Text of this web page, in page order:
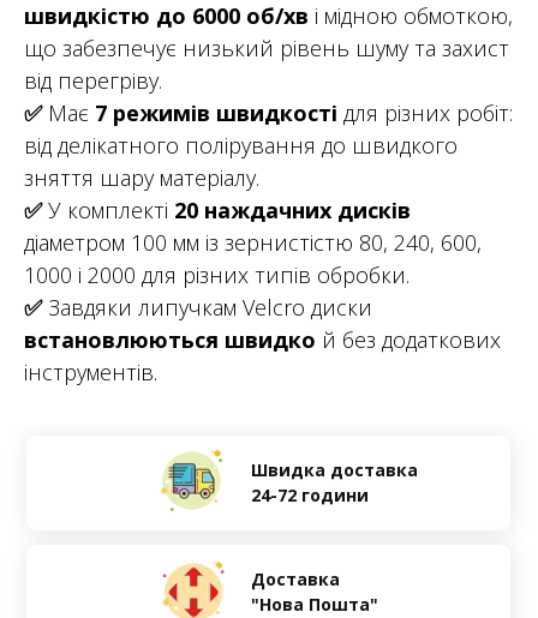
швидкістю до 6000 об/хв і мідною обмоткою,
що забезпечує низький рівень шуму та захист
від перегріву.
✅Має 7 режимів швидкості для різних робіт:
від делікатного полірування до швидкого
зняття шару матеріалу.
✅У комплекті 20 наждачних дисків
діаметром 100 мм із зернистістю 80, 240, 600,
1000 і 2000 для різних типів обробки.
✅Завдяки липучкам Velcro диски
встановлюються швидко й без додаткових
інструментів.
Швидка доставка
24-72 години
Доставка
"Нова Пошта"